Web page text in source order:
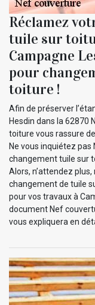
Réclamez
tuile sur
Campagne
pour
toiture !
Afin de préserver
Hesdin dans la 62870
toiture vous rassure
Ne vous inquiétez
changement tuile sur
Alors, n’attendez
changement de tuile
pour vos travaux à
document Nef
vous expliquera en